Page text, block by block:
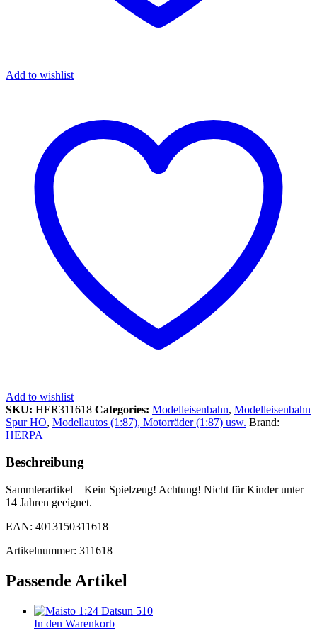
Add to wishlist
Add to wishlist
SKU: HER311618 Categories: Modelleisenbahn, Modelleisenbahn
Spur HO, Modellautos (1:87), Motorräder (1:87) usw. Brand:
HERPA
Beschreibung
Sammlerartikel – Kein Spielzeug! Achtung! Nicht für Kinder unter
14 Jahren geeignet.
EAN: 4013150311618
Artikelnummer: 311618
Passende Artikel
In den Warenkorb